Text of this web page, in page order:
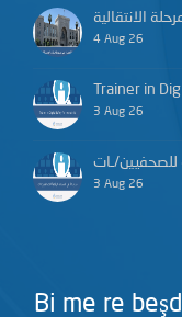
الانتقالية
4 Aug 26
Trainer in
3 Aug 26
للصحفيين/ـات
3 Aug 26
Bi me re